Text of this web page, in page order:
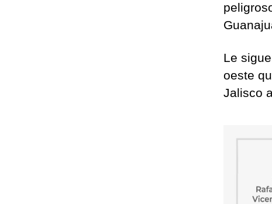
Le
oeste
Jalisco